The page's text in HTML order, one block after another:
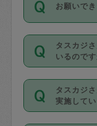
銀行振込
なお、タ
金のご請
動計算で
（例：毎
ンセルが
は２回以
たり３時
・ＡＭ
・ＰＭ １
・夜 １
開始時間
能です。
お願いで
掃除、整
作り置き
きる仕事
する前に
確認して
基本的に
タスカジ
いるのです
主婦とし
方、栄養
育園や学
タスカジ
実施して